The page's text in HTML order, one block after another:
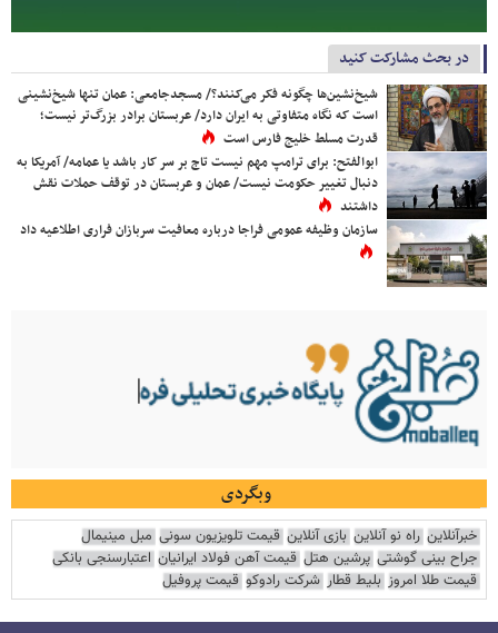
در بحث مشارکت کنید
شیخ‌نشین‌ها چگونه فکر می‌کنند؟/ مسجدجامعی: عمان تنها شیخ‌نشینی
است که نگاه متفاوتی به ایران دارد/ عربستان برادر بزرگ‌تر نیست؛
قدرت مسلط خلیج فارس است
ابوالفتح: برای ترامپ مهم نیست تاج بر سر کار باشد یا عمامه/ آمریکا به
دنبال تغییر حکومت نیست/ عمان و عربستان در توقف حملات نقش
داشتند
سازمان وظیفه عمومی فراجا درباره معافیت سربازان فراری اطلاعیه داد
وبگردی
خبرآنلاین راه نو آنلاین بازی آنلاین قیمت تلویزیون سونی مبل مینیمال
جراح بینی گوشتی پرشین هتل قیمت آهن فولاد ایرانیان اعتبارسنجی بانکی
قیمت طلا امروز بلیط قطار شرکت رادوکو قیمت پروفیل